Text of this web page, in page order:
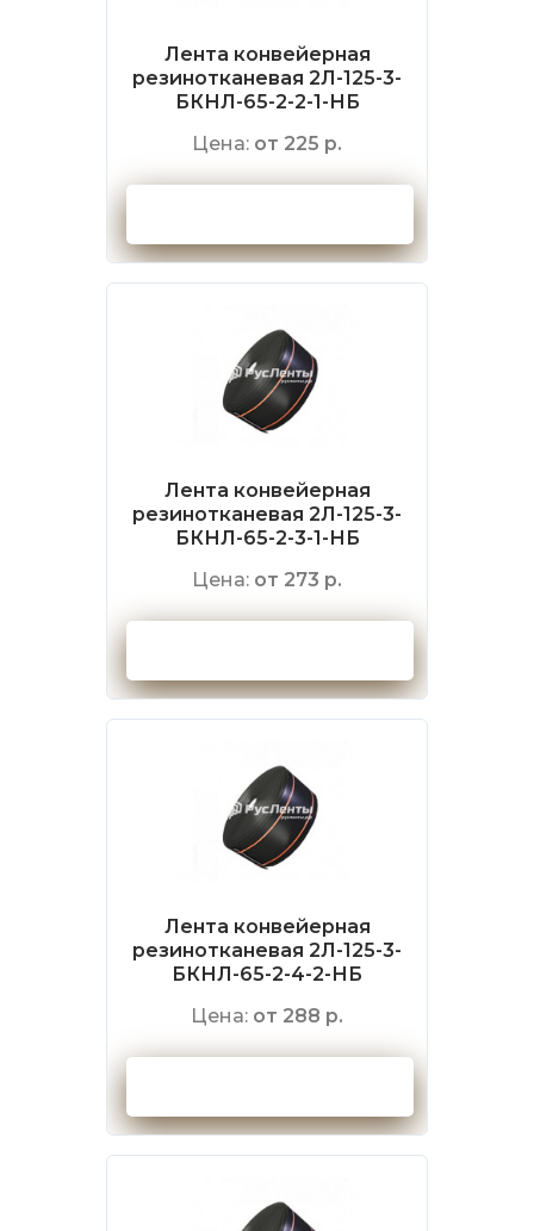
Лента конвейерная
резинотканевая 2Л-125-3-
БКНЛ-65-2-2-1-НБ
Цена: от 225 р.
Лента конвейерная
резинотканевая 2Л-125-3-
БКНЛ-65-2-3-1-НБ
Цена: от 273 р.
Лента конвейерная
резинотканевая 2Л-125-3-
БКНЛ-65-2-4-2-НБ
Цена: от 288 р.